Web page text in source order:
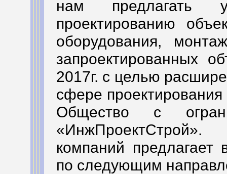
нам предлагать
проектированию
оборудования,
запроектированных
2017г. с целью
сфере
Общество с
«ИнжПроектСтрой».
компаний предлагает
по следующим